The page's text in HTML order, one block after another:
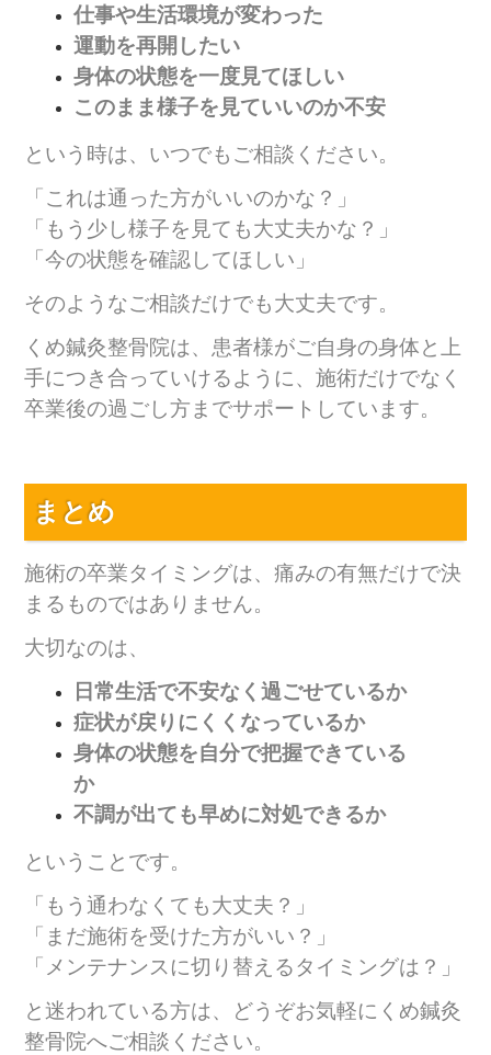
仕事や生活環境が変わった
運動を再開したい
身体の状態を一度見てほしい
このまま様子を見ていいのか不安
という時は、いつでもご相談ください。
「これは通った方がいいのかな？」
「もう少し様子を見ても大丈夫かな？」
「今の状態を確認してほしい」
そのようなご相談だけでも大丈夫です。
くめ鍼灸整骨院は、患者様がご自身の身体と上
手につき合っていけるように、施術だけでなく
卒業後の過ごし方までサポートしています。
まとめ
施術の卒業タイミングは、痛みの有無だけで決
まるものではありません。
大切なのは、
日常生活で不安なく過ごせているか
症状が戻りにくくなっているか
身体の状態を自分で把握できている
か
不調が出ても早めに対処できるか
ということです。
「もう通わなくても大丈夫？」
「まだ施術を受けた方がいい？」
「メンテナンスに切り替えるタイミングは？」
と迷われている方は、どうぞお気軽にくめ鍼灸
整骨院へご相談ください。